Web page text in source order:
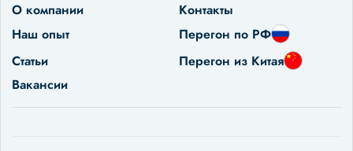
О компании
Наш опыт
Статьи
Вакансии
Контакты
Перегон по РФ
Перегон из Китая